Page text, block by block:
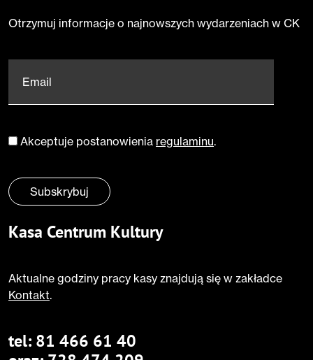
Otrzymuj informacje o najnowszych wydarzeniach w CK
Zgoda*
Akceptuje postanowienia regulaminu.
Subskrybuj
Kasa Centrum Kultury
Aktualne godziny pracy kasy znajdują się w zakładce
Kontakt.
tel: 81 466 61 40